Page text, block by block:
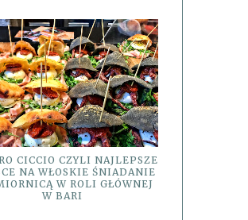
CICCIO CZYLI NAJLEPSZE
NA WŁOSKIE ŚNIADANIE
W ROLI GŁÓWNEJ
W BARI